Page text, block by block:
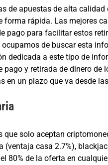
de apuestas de alta
forma rápida. Las mejores
pago para facilitar estos
de buscar esta
dedicada a este tipo de
pago y retirada de dinero de
en un plazo que va desde
que solo aceptan
(ventaja casa 2.7%),
80% de la oferta en